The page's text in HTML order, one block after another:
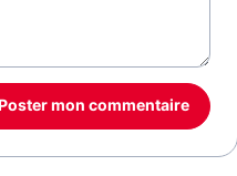
Poster mon commentaire